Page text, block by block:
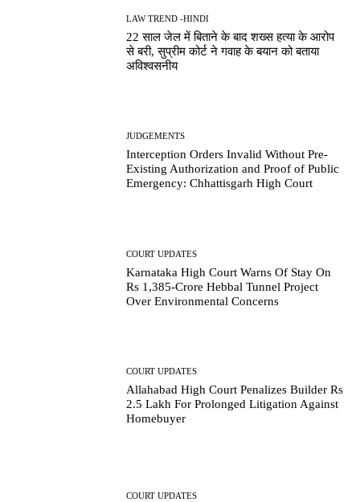
LAW TREND -HINDI
22 साल जेल में बिताने के बाद शख्स हत्या के आरोप
से बरी, सुप्रीम कोर्ट ने गवाह के बयान को बताया
अविश्वसनीय
JUDGEMENTS
Interception Orders Invalid Without Pre-
Existing Authorization and Proof of Public
Emergency: Chhattisgarh High Court
COURT UPDATES
Karnataka High Court Warns Of Stay On
Rs 1,385-Crore Hebbal Tunnel Project
Over Environmental Concerns
COURT UPDATES
Allahabad High Court Penalizes Builder Rs
2.5 Lakh For Prolonged Litigation Against
Homebuyer
COURT UPDATES